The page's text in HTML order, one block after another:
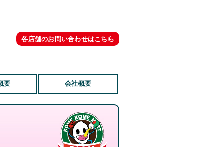
各店舗のお問い合わせはこちら
要 会社概要